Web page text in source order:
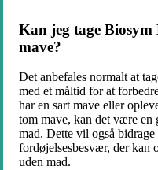
Kan jeg tage
mave?
Det anbefales normalt at
med et måltid for at
har en sart mave eller
tom mave, kan det være en
mad. Dette vil også
fordøjelsesbesvær, der kan
uden mad.